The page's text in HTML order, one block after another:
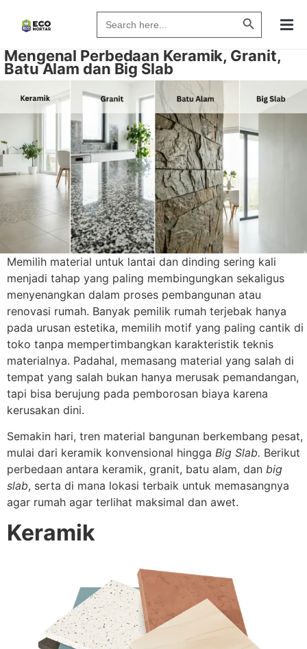
Search
for:
Search
Mengenal Perbedaan Keramik, Granit,
Batu Alam dan Big Slab
Memilih material untuk lantai dan dinding sering kali
menjadi tahap yang paling membingungkan sekaligus
menyenangkan dalam proses pembangunan atau
renovasi rumah. Banyak pemilik rumah terjebak hanya
pada urusan estetika, memilih motif yang paling cantik di
toko tanpa mempertimbangkan karakteristik teknis
materialnya. Padahal, memasang material yang salah di
tempat yang salah bukan hanya merusak pemandangan,
tapi bisa berujung pada pemborosan biaya karena
kerusakan dini.
Semakin hari, tren material bangunan berkembang pesat,
mulai dari keramik konvensional hingga Big Slab. Berikut
perbedaan antara keramik, granit, batu alam, dan big
slab, serta di mana lokasi terbaik untuk memasangnya
agar rumah agar terlihat maksimal dan awet.
Keramik